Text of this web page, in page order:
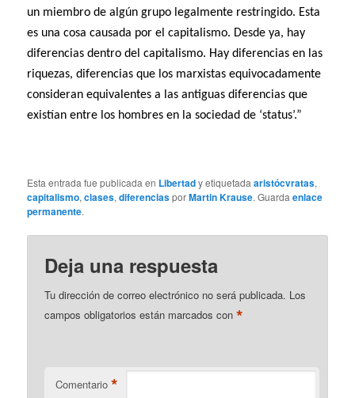
un miembro de algún grupo legalmente restringido. Esta
es una cosa causada por el capitalismo. Desde ya, hay
diferencias dentro del capitalismo. Hay diferencias en las
riquezas, diferencias que los marxistas equivocadamente
consideran equivalentes a las antiguas diferencias que
existían entre los hombres en la sociedad de ‘status’.”
Esta entrada fue publicada en Libertady etiquetadaaristócvratas,
capitalismo,clases,diferenciasporMartin Krause. Guardaenlace
permanente.
Deja una respuesta
Tu dirección de correo electrónico no será publicada. Los
campos obligatorios están marcados con*
Comentario *